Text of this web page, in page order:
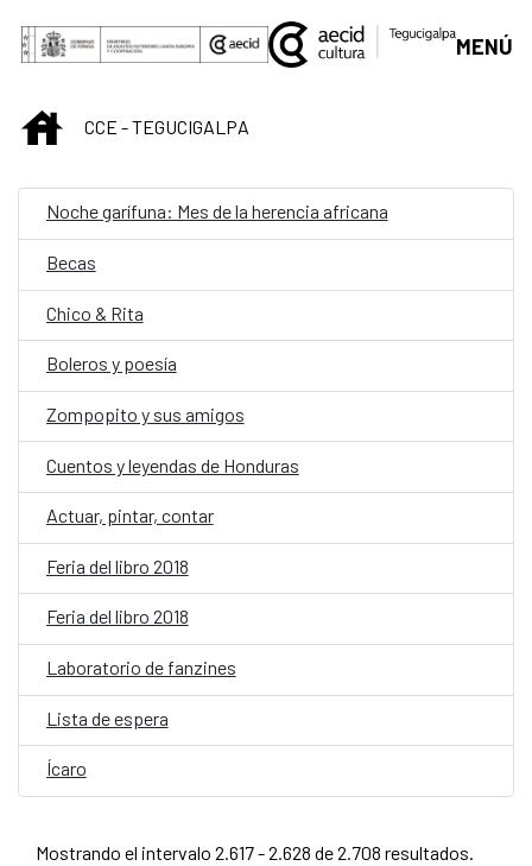
Saltar al contenido principal
MENÚ
INICIOCCE - TEGUCIGALPA
Noche garífuna: Mes de la herencia africana
Becas
Chico & Rita
Boleros y poesía
Zompopito y sus amigos
Cuentos y leyendas de Honduras
Actuar, pintar, contar
Feria del libro 2018
Feria del libro 2018
Laboratorio de fanzines
Lista de espera
Ícaro
Mostrando el intervalo 2.617 - 2.628 de 2.708 resultados.